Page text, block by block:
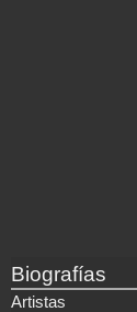
Biografías
Artistas